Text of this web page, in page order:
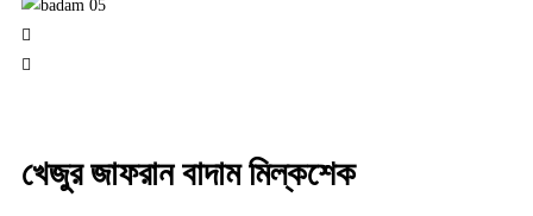
খেজুর জাফরান বাদাম মিল্কশেক